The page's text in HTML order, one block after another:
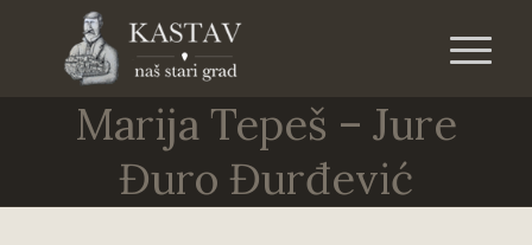
Marija Tepeš – Jure
Đuro Đurđević